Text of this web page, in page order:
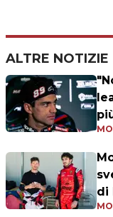
ALTRE NOTIZIE
di